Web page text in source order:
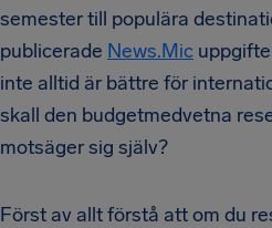
semester till populära
publicerade News.Mic
inte alltid är bättre för
skall den budgetmedvetna
motsäger sig själv?
Först av allt förstå att om du